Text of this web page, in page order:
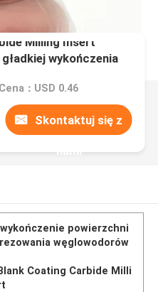
Milling Insert
wykończenia
Cena：USD 0.46
Skontaktuj się z
nami
wykończenie powierzchni
węglowodorów
Coating Carbide Milli